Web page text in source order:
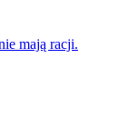
mają racji.